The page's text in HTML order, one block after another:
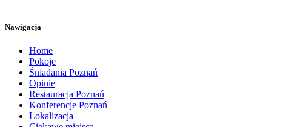
Nawigacja
Home
Pokoje
Śniadania Poznań
Opinie
Restauracja Poznań
Konferencje Poznań
Lokalizacja